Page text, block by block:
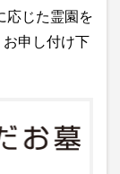
応じた霊園を
申し付け下